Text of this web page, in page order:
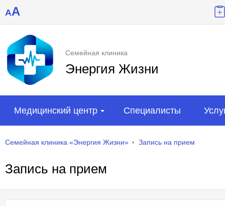
AA
Семейная клиника
Энергия Жизни
Медицинский центр Специалисты
Семейная клиника «Энергия Жизни» Запись на прием
Запись на прием